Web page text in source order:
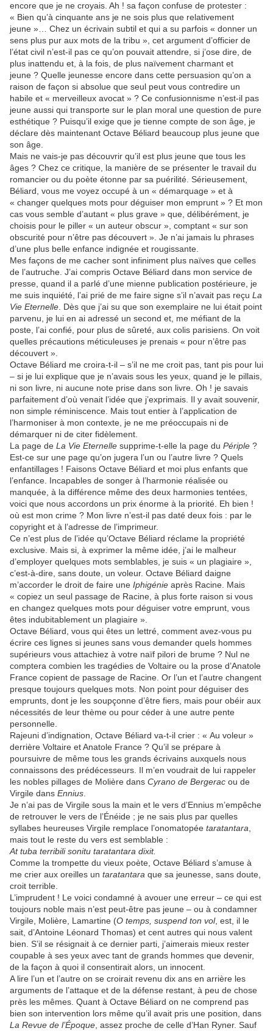
encore que je ne croyais. Ah ! sa façon confuse de protester :
« Bien qu’à cinquante ans je ne sois plus que relativement
jeune »… Chez un écrivain subtil et qui a su parfois « donner un
sens plus pur aux mots de la tribu », cet argument d’officier de
l’état civil n’est-il pas ce qu’on pouvait attendre, si j’ose dire, de
plus inattendu et, à la fois, de plus naïvement charmant et
jeune ? Quelle jeunesse encore dans cette persuasion qu’on a
raison de façon si absolue que seul peut vous contredire un
habile et « merveilleux avocat » ? Ce confusionnisme n’est-il pas
jeune aussi qui transporte sur le plan moral une question de pure
esthétique ? Puisqu’il exige que je tienne compte de son âge, je
déclare dès maintenant Octave Béliard beaucoup plus jeune que
son âge.
Mais ne vais-je pas découvrir qu’il est plus jeune que tous les
âges ? Chez ce critique, la manière de se présenter le travail du
romancier ou du poète étonne par sa puérilité. Sérieusement,
Béliard, vous me voyez occupé à un « démarquage » et à
« changer quelques mots pour déguiser mon emprunt » ? Et mon
cas vous semble d’autant « plus grave » que, délibérément, je
choisis pour le piller « un auteur obscur », comptant « sur son
obscurité pour n’être pas découvert ». Je n’ai jamais lu phrases
d’une plus belle enfance indignée et rougissante.
Mes façons de me cacher sont infiniment plus naïves que celles
de l’autruche. J’ai compris Octave Béliard dans mon service de
presse, quand il a parlé d’une mienne publication postérieure, je
me suis inquiété, l’ai prié de me faire signe s’il n’avait pas reçu La
Vie Eternelle . Dès que j’ai su que son exemplaire ne lui était point
parvenu, je lui en ai adressé un second et, me méfiant de la
poste, l’ai confié, pour plus de sûreté, aux colis parisiens. On voit
quelles précautions méticuleuses je prenais « pour n’être pas
découvert ».
Octave Béliard me croira-t-il – s’il ne me croit pas, tant pis pour lui
– si je lui explique que je n’avais sous les yeux, quand je le pillais,
ni son livre, ni aucune note prise dans son livre. Oh ! je savais
parfaitement d’où venait l’idée que j’exprimais. Il y avait souvenir,
non simple réminiscence. Mais tout entier à l’application de
l’harmoniser à mon contexte, je ne me préoccupais ni de
démarquer ni de citer fidèlement.
La page de La Vie Eternelle supprime-t-elle la page du Périple ?
Est-ce sur une page qu’on jugera l’un ou l’autre livre ? Quels
enfantillages ! Faisons Octave Béliard et moi plus enfants que
l’enfance. Incapables de songer à l’harmonie réalisée ou
manquée, à la différence même des deux harmonies tentées,
voici que nous accordons un prix énorme à la priorité. Eh bien !
où est mon crime ? Mon livre n’est-il pas daté deux fois : par le
copyright et à l’adresse de l’imprimeur.
Ce n’est plus de l’idée qu’Octave Béliard réclame la propriété
exclusive. Mais si, à exprimer la même idée, j’ai le malheur
d’employer quelques mots semblables, je suis « un plagiaire »,
c’est-à-dire, sans doute, un voleur. Octave Béliard daigne
m’accorder le droit de faire une Iphigénie après Racine. Mais
« copiez un seul passage de Racine, à plus forte raison si vous
en changez quelques mots pour déguiser votre emprunt, vous
êtes indubitablement un plagiaire ».
Octave Béliard, vous qui êtes un lettré, comment avez-vous pu
écrire ces lignes si jeunes sans vous demander quels hommes
supérieurs vous attachiez à votre naïf pilori de brume ? Nul ne
comptera combien les tragédies de Voltaire ou la prose d’Anatole
France copient de passage de Racine. Or l’un et l’autre changent
presque toujours quelques mots. Non point pour déguiser des
emprunts, dont je les soupçonne d’être fiers, mais pour obéir aux
nécessités de leur thème ou pour céder à une autre pente
personnelle.
Rajeuni d’indignation, Octave Béliard va-t-il crier : « Au voleur »
derrière Voltaire et Anatole France ? Qu’il se prépare à
poursuivre de même tous les grands écrivains auxquels nous
connaissons des prédécesseurs. Il m’en voudrait de lui rappeler
les nobles pillages de Molière dans Cyrano de Bergerac ou de
Virgile dans Ennius
Je n’ai pas de Virgile sous la main et le vers d’Ennius m’empêche
de retrouver le vers de l’Énéide ; je ne sais plus par quelles
syllabes heureuses Virgile remplace l’onomatopée taratantara
mais tout le reste du vers est semblable :
At tuba terribili sonitu taratantara dixit.
Comme la trompette du vieux poète, Octave Béliard s’amuse à
me crier aux oreilles un taratantara que sa jeunesse, sans doute,
croit terrible.
L’imprudent ! Le voici condamné à avouer une erreur – ce qui est
toujours noble mais n’est peut-être pas jeune – ou à condamner
Virgile, Molière, Lamartine (O temps, suspend ton vol, est, il le
sait, d’Antoine Léonard Thomas) et cent autres qui nous valent
bien. S’il se résignait à ce dernier parti, j’aimerais mieux rester
coupable à ses yeux avec tant de grands hommes que devenir,
de la façon à quoi il consentirait alors, un innocent.
A lire l’un et l’autre on se croirait revenu dix ans en arrière les
arguments de l’attaque et de la défense restant, à peu de chose
près les mêmes. Quant à Octave Béliard on ne comprend pas
bien son intervention lors même qu’il avait pris une position, dans
La Revue de l’Époque , assez proche de celle d’Han Ryner. Sauf